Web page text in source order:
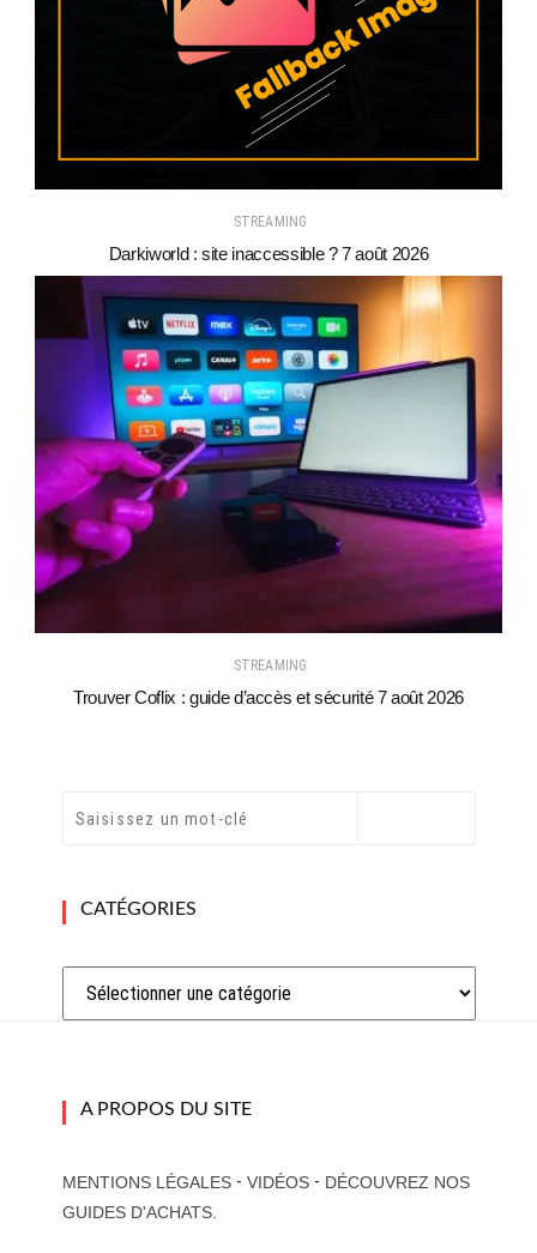
STREAMING
Darkiworld : site inaccessible ? 7 août 2026
STREAMING
Trouver Coflix : guide d’accès et sécurité 7 août 2026
CATÉGORIES
A PROPOS DU SITE
MENTIONS LÉGALES- VIDÉOS- DÉCOUVREZ NOS
GUIDES D'ACHATS.